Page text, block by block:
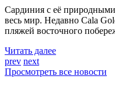
Сардиния с её
весь мир. Недавно Cala
пляжей восточного
Читать далее
prev next
Просмотреть все новости